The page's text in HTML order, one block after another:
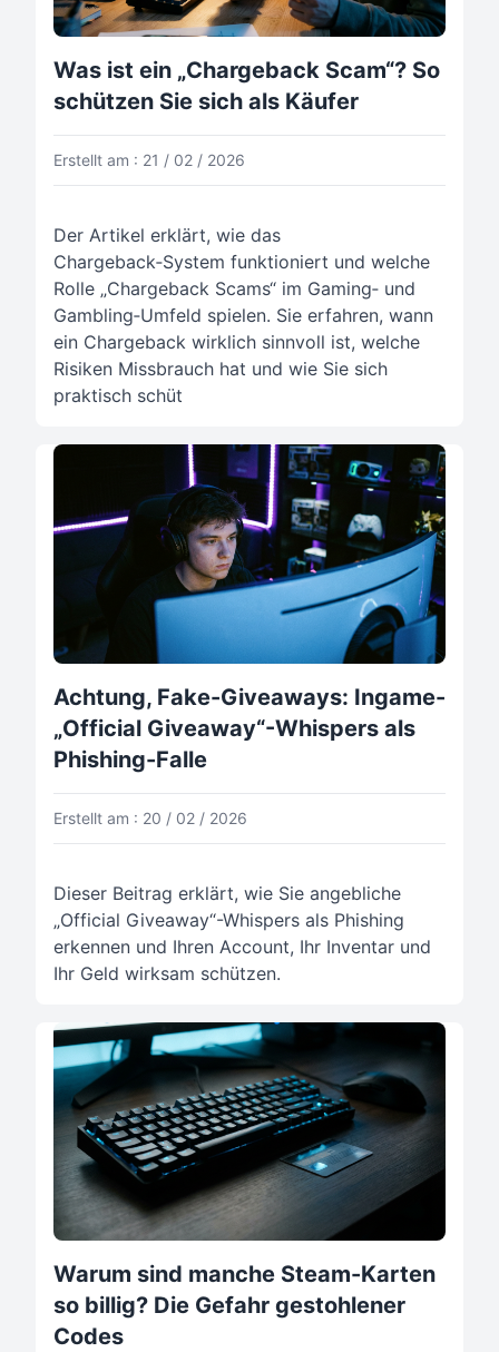
Was ist ein „Chargeback Scam“? So
schützen Sie sich als Käufer
Erstellt am : 21 / 02 / 2026
Der Artikel erklärt, wie das
Chargeback‑System funktioniert und welche
Rolle „Chargeback Scams“ im Gaming‑ und
Gambling‑Umfeld spielen. Sie erfahren, wann
ein Chargeback wirklich sinnvoll ist, welche
Risiken Missbrauch hat und wie Sie sich
praktisch schüt
Achtung, Fake-Giveaways: Ingame-
„Official Giveaway“-Whispers als
Phishing-Falle
Erstellt am : 20 / 02 / 2026
Dieser Beitrag erklärt, wie Sie angebliche
„Official Giveaway“-Whispers als Phishing
erkennen und Ihren Account, Ihr Inventar und
Ihr Geld wirksam schützen.
Warum sind manche Steam-Karten
so billig? Die Gefahr gestohlener
Codes